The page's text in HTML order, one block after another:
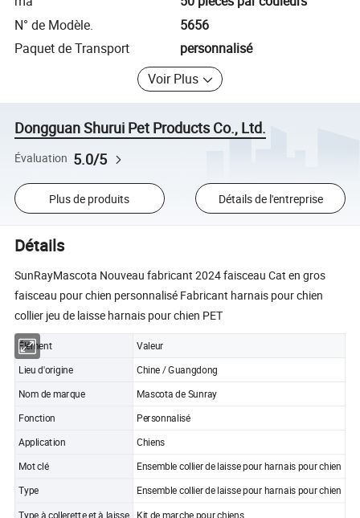
N° de Modèle.
5656
Paquet de Transport
personnalisé
Voir Plus
Dongguan Shurui Pet Products Co., Ltd.
Évaluation 5.0/5
Plus de produits Détails de l'entreprise
Détails
SunRayMascota Nouveau fabricant 2024 faisceau Cat en gros
faisceau pour chien personnalisé Fabricant harnais pour chien
collier jeu de laisse harnais pour chien PET
Élément Valeur
Lieu d'origine Chine / Guangdong
Nom de marque
Mascota de Sunray
Fonction
Personnalisé
Application Chiens
Mot clé Ensemble collier de laisse pour harnais pour chien
Type Ensemble collier de laisse pour harnais pour chien
Type à collerette et à laisse Kit de marche pour chiens